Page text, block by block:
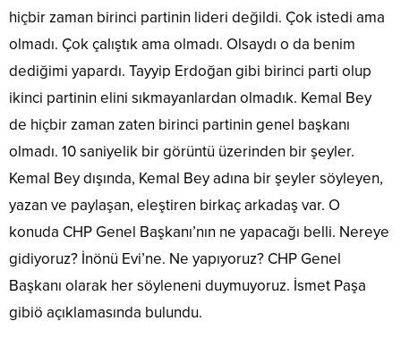
hiçbir zaman birinci partinin lideri değildi. Çok istedi ama
olmadı. Çok çalıştık ama olmadı. Olsaydı o da benim
dediğimi yapardı. Tayyip Erdoğan gibi birinci parti olup
ikinci partinin elini sıkmayanlardan olmadık. Kemal Bey
de hiçbir zaman zaten birinci partinin genel başkanı
olmadı. 10 saniyelik bir görüntü üzerinden bir şeyler.
Kemal Bey dışında, Kemal Bey adına bir şeyler söyleyen,
yazan ve paylaşan, eleştiren birkaç arkadaş var. O
konuda CHP Genel Başkanı’nın ne yapacağı belli. Nereye
gidiyoruz? İnönü Evi’ne. Ne yapıyoruz? CHP Genel
Başkanı olarak her söyleneni duymuyoruz. İsmet Paşa
gibiö açıklamasında bulundu.